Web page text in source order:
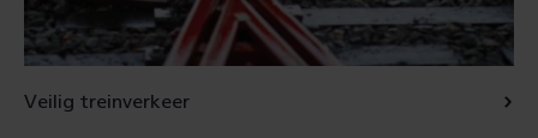
Veilig treinverkeer